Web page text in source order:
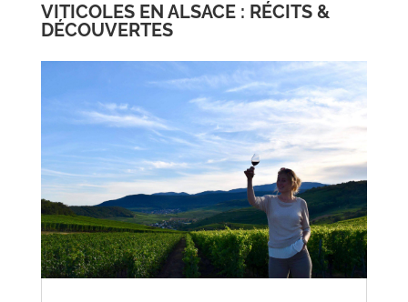
VITICOLES EN ALSACE : RÉCITS &
DÉCOUVERTES